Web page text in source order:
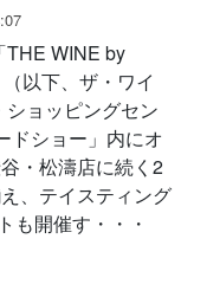
THE WINE by
以下、ザ・ワイ
ョッピングセン
ドショー」内にオ
・松濤店に続く2
、テイスティング
も開催す・・・